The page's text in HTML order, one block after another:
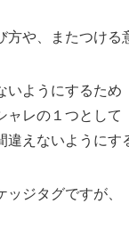
や、またつける
いようにするため
ャレの１つとして
違えないようにす
ジタグですが、